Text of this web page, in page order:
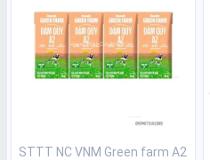
STTT NC VNM Green farm A2